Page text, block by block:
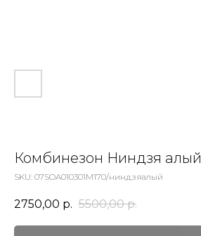
Комбинезон Ниндзя алый
SKU: 07SOA010301M170/ниндзяалый
2750,00 р. 5500,00 р.